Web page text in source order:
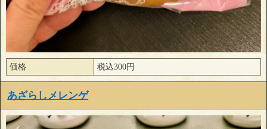
価格 税込300円
あざらしメレンゲ